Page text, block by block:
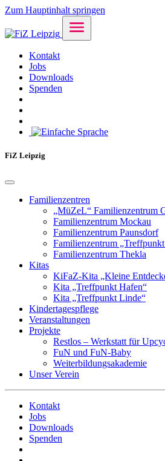
Zum Hauptinhalt springen
Kontakt
Jobs
Downloads
Spenden
FiZ Leipzig
Familienzentren
„MüZeL“ Familienzentrum
Familienzentrum Mockau
Familienzentrum Paunsdorf
Familienzentrum
Familienzentrum Thekla
Kitas
KiFaZ-Kita „Kleine
Kita „Treffpunkt Hafen“
Kita „Treffpunkt Linde“
Kindertagespflege
Veranstaltungen
Projekte
Restlos – Werkstatt für
FuN und FuN-Baby
Weiterbildungsakademie
Unser Verein
Kontakt
Jobs
Downloads
Spenden